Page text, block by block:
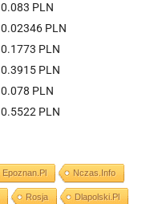
0.083 PLN
0.02346 PLN
0.1773 PLN
0.3915 PLN
0.078 PLN
0.5522 PLN
Epoznan.pl Nczas.info
Rosja Dlapolski.pl